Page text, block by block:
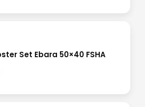
Set Ebara 50×40 FSHA